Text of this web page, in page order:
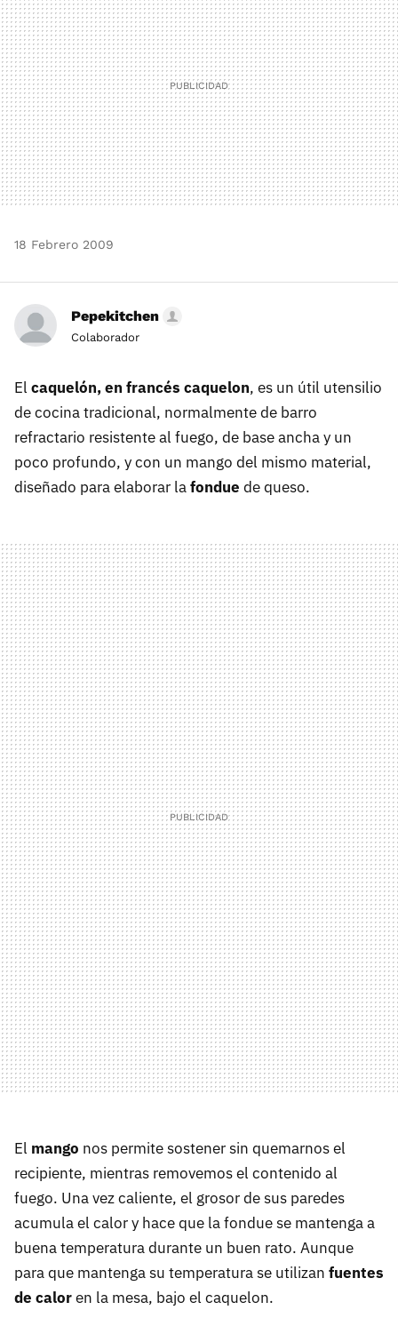
18 Febrero 2009
Pepekitchen
Colaborador
El caquelón, en francés caquelon, es un útil utensilio
de cocina tradicional, normalmente de barro
refractario resistente al fuego, de base ancha y un
poco profundo, y con un mango del mismo material,
diseñado para elaborar lafondue de queso.
El mango nos permite sostener sin quemarnos el
recipiente, mientras removemos el contenido al
fuego. Una vez caliente, el grosor de sus paredes
acumula el calor y hace que la fondue se mantenga a
buena temperatura durante un buen rato. Aunque
para que mantenga su temperatura se utilizan fuentes
de caloren la mesa, bajo el caquelon.